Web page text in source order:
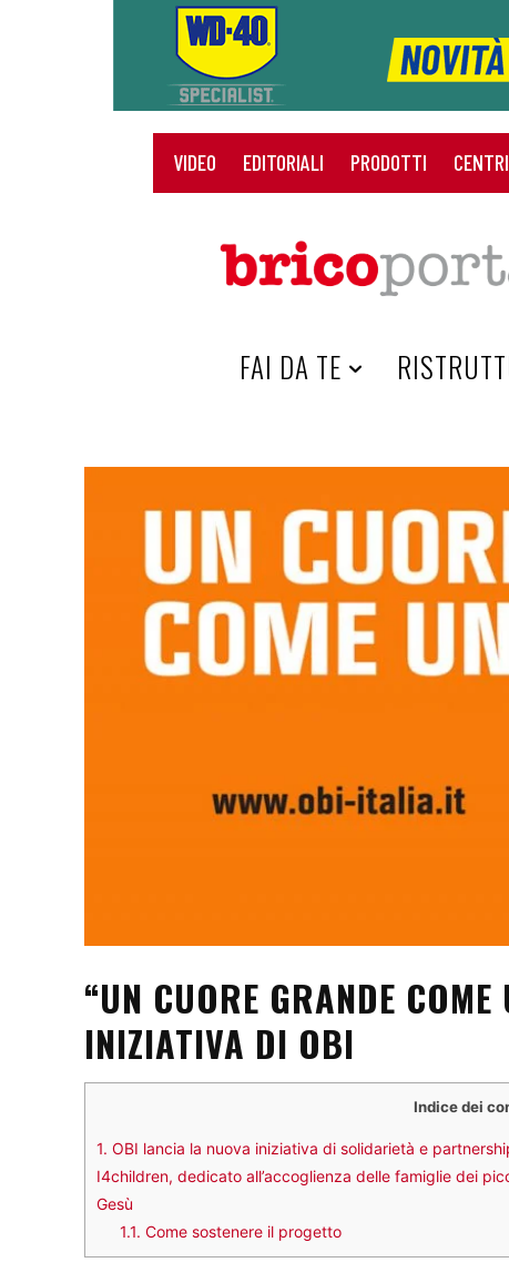
VIDEO EDITORIALI PRODOTTI
HOME
FAI DA TE
“UN CUORE GRANDE
INIZIATIVA DI OBI
Indice dei
1. OBI lancia la nuova iniziativa di solidarietà e
I4children, dedicato all’accoglienza delle famiglie dei
Gesù
1.1. Come sostenere il progetto